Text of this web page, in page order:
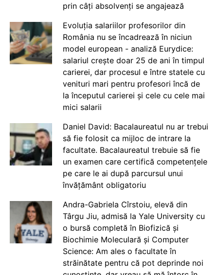
prin câți absolvenți se angajează
Evoluția salariilor profesorilor din
România nu se încadrează în niciun
model european - analiză Eurydice:
salariul crește doar 25 de ani în timpul
carierei, dar procesul e între statele cu
venituri mari pentru profesori încă de
la începutul carierei și cele cu cele mai
mici salarii
Daniel David: Bacalaureatul nu ar trebui
să fie folosit ca mijloc de intrare la
facultate. Bacalaureatul trebuie să fie
un examen care certifică competențele
pe care le ai după parcursul unui
învățământ obligatoriu
Andra-Gabriela Cîrstoiu, elevă din
Târgu Jiu, admisă la Yale University cu
o bursă completă în Biofizică și
Biochimie Moleculară și Computer
Science: Am ales o facultate în
străinătate pentru că pot deprinde noi